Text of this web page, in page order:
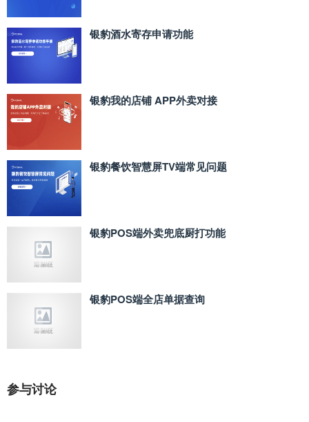
银豹酒水寄存申请功能
银豹我的店铺 APP外卖对接
银豹餐饮智慧屏TV端常见问题
银豹POS端外卖兜底厨打功能
银豹POS端全店单据查询
参与讨论